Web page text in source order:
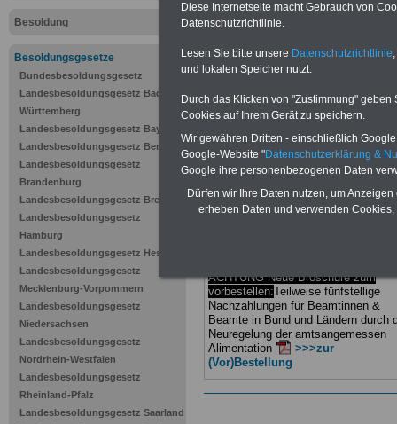
Besoldung
Besoldungsgesetze
Bundesbesoldungsgesetz
Landesbesoldungsgesetz Baden-
Württemberg
Landesbesoldungsgesetz Bayern
Landesbesoldungsgesetz Berlin
Landesbesoldungsgesetz
Brandenburg
Landesbesoldungsgesetz Bremen
Landesbesoldungsgesetz
Hamburg
Landesbesoldungsgesetz Hessen
Landesbesoldungsgesetz
Mecklenburg-Vorpommern
Landesbesoldungsgesetz
Niedersachsen
Landesbesoldungsgesetz
Nordrhein-Westfalen
Landesbesoldungsgesetz
Rheinland-Pfalz
Landesbesoldungsgesetz Saarland
Bundes
BEHÖRDEN-ABOmit drei
Beamtinnen und Beamte, Beamten-
versorgungsrecht (Bund/Länder)
Beihilferecht in Bund und Ländern.
drei Ratgeber sind übersichtlich
dert und erläutern auch komplizierte
Sachverhalte verständlich (auch für
ACHTUNG Neue Broschüre zum
vorbestellen:Teilweise fünfstellige
Nachzahlungen für Beamtinnen &
Beamte in Bund und Ländern durch
Neuregelung der amtsangemessen
Alimentation
>>>zur
(Vor)Bestellung
Diese Internetseite macht Gebrauch von
Datenschutzrichtlinie.
Lesen Sie bitte unsere Datenschutzrichtlinie
und lokalen Speicher nutzt.
Durch das Klicken von "Zustimmung"
Cookies auf Ihrem Gerät zu speichern.
Wir gewähren Dritten - einschließlich
Google-Website "Datenschutzerklärung &
Google ihre personenbezogenen Daten
Dürfen wir Ihre Daten nutzen, um
erheben Daten und verwenden